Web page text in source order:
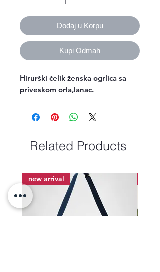
Dodaj u Korpu
Kupi Odmah
Hirurški čelik ženska ogrlica sa
priveskom orla,lanac.
Related Products
new arrival